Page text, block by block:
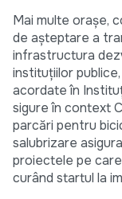
Mai multe orașe,
de așteptare a
infrastructura
instituțiilor
acordate în
sigure în context
parcări pentru
salubrizare
proiectele pe
curând startul la